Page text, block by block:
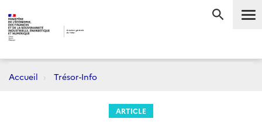
Accueil Trésor-Info
ARTICLE